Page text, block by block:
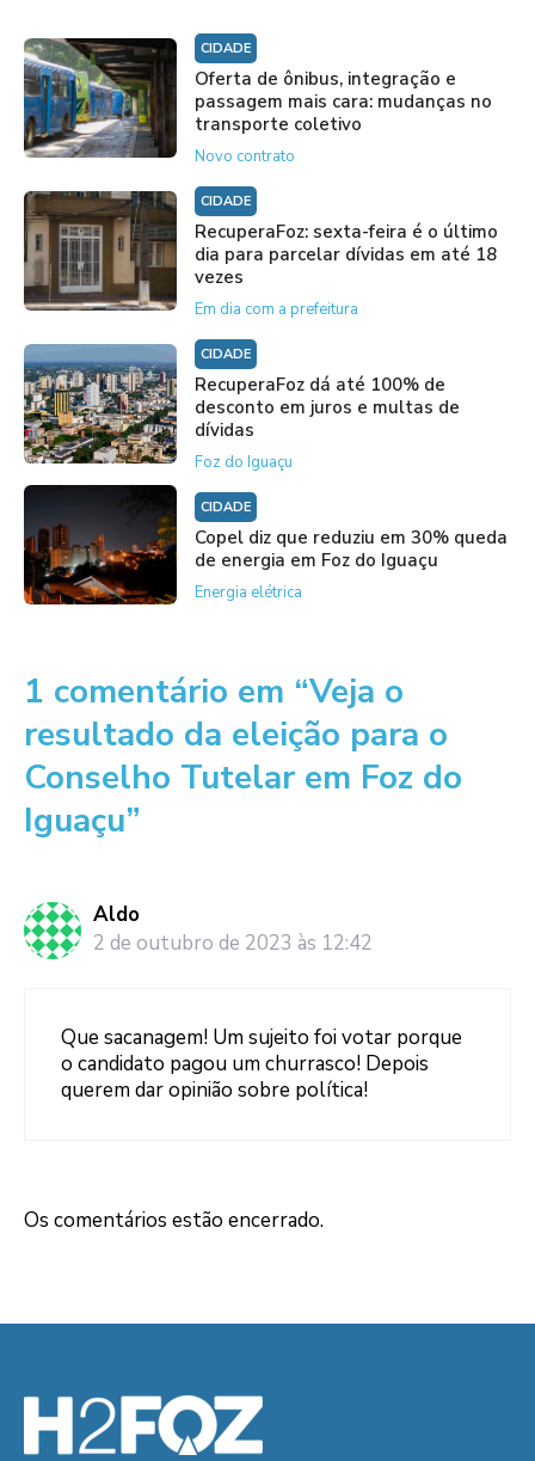
CIDADE
Oferta de ônibus, integração e
passagem mais cara: mudanças no
transporte coletivo
Novo contrato
CIDADE
RecuperaFoz: sexta-feira é o último
dia para parcelar dívidas em até 18
vezes
Em dia com a prefeitura
CIDADE
RecuperaFoz dá até 100% de
desconto em juros e multas de
dívidas
Foz do Iguaçu
CIDADE
Copel diz que reduziu em 30% queda
de energia em Foz do Iguaçu
Energia elétrica
1 comentário em “Veja o
resultado da eleição para o
Conselho Tutelar em Foz do
Iguaçu”
Aldo
2 de outubro de 2023 às 12:42
Que sacanagem! Um sujeito foi votar porque
o candidato pagou um churrasco! Depois
querem dar opinião sobre política!
Os comentários estão encerrado.